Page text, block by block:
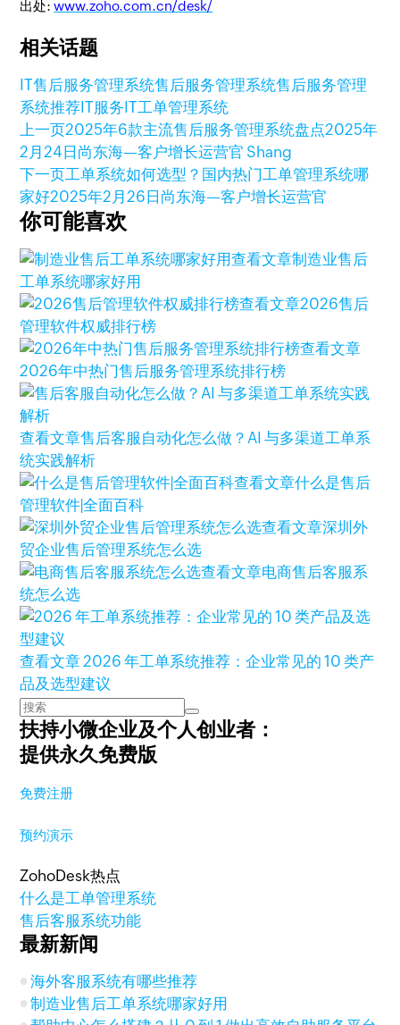
出处:www.zoho.com.cn/desk/
相关话题
IT售后服务管理系统售后服务管理系统售后服务管理
系统推荐 IT服务 IT工单管理系统
上一页2025年6款主流售后服务管理系统盘点2025年
2月24日 尚东海—客户增长运营官 Shang
下一页工单系统如何选型？国内热门工单管理系统哪
家好2025年2月26日 尚东海—客户增长运营官
你可能喜欢
查看文章制造业售后
工单系统哪家好用
查看文章2026售后
管理软件权威排行榜
查看文章
2026年中热门售后服务管理系统排行榜
查看文章售后客服自动化怎么做？AI 与多渠道工单系
统实践解析
查看文章什么是售后
管理软件|全面百科
查看文章深圳外
贸企业售后管理系统怎么选
查看文章电商售后客服系
统怎么选
查看文章2026 年工单系统推荐：企业常见的 10 类产
品及选型建议
扶持小微企业及个人创业者：
提供永久免费版
免费注册
预约演示
ZohoDesk热点
什么是工单管理系统
售后客服系统功能
最新新闻
海外客服系统有哪些推荐
制造业售后工单系统哪家好用